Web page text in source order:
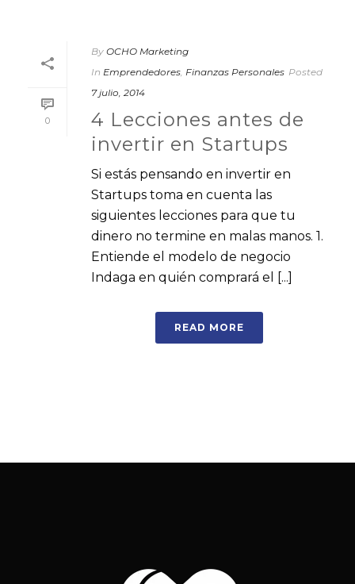
0
By OCHO Marketing
In Emprendedores, Finanzas Personales Posted
7 julio, 2014
4 Lecciones antes de
invertir en Startups
Si estás pensando en invertir en
Startups toma en cuenta las
siguientes lecciones para que tu
dinero no termine en malas manos. 1.
Entiende el modelo de negocio
Indaga en quién comprará el [...]
READ MORE